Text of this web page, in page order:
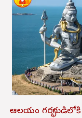
ఆలయం గర్భగుడిలోకి